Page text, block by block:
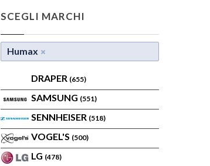
SCEGLI MARCHI
Humax
DRAPER (655)
SAMSUNG (551)
SENNHEISER (518)
VOGEL'S (500)
LG (478)